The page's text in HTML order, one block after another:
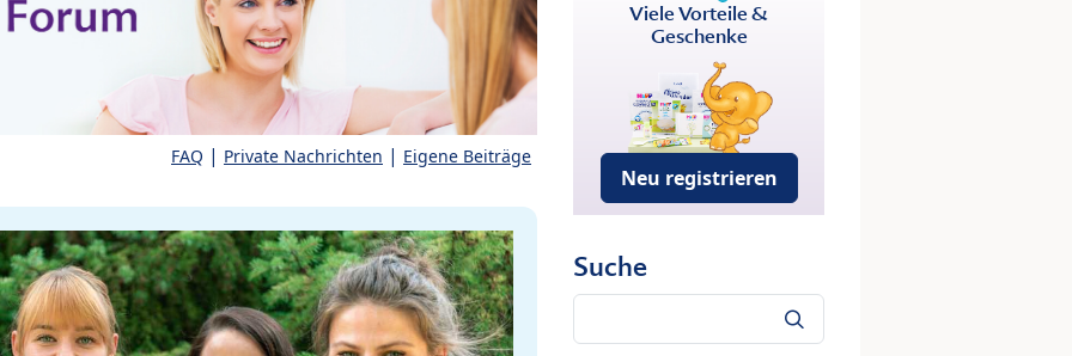
FAQ | Private Nachrichten | Eigene Beiträge
Viele Vorteile &
Geschenke
Neu registrieren
Suche